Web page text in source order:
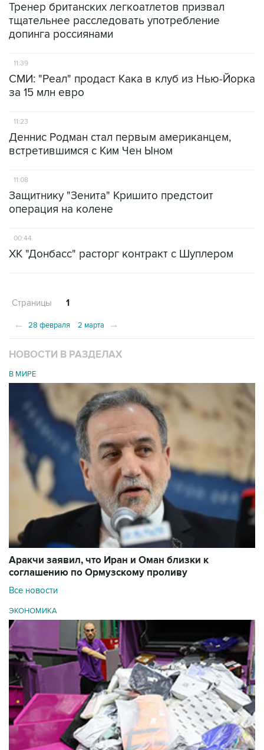
Тренер британских легкоатлетов призвал
тщательнее расследовать употребление
допинга россиянами
11:39
СМИ: "Реал" продаст Кака в клуб из Нью-Йорка
за 15 млн евро
11:23
Деннис Родман стал первым американцем,
встретившимся с Ким Чен Ыном
11:08
Защитнику "Зенита" Кришито предстоит
операция на колене
00:44
ХК "Донбасс" расторг контракт с Шуплером
Страницы 1
← 28 февраля 2 марта →
НОВОСТИ В РАЗДЕЛАХ
В МИРЕ
Аракчи заявил, что Иран и Оман близки к
соглашению по Ормузскому проливу
Все новости
ЭКОНОМИКА